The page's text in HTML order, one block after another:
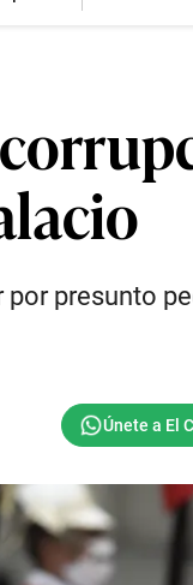
presunto